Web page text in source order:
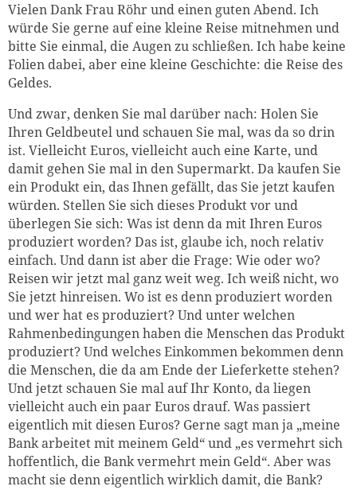
Vielen Dank Frau Röhr und einen guten Abend. Ich
würde Sie gerne auf eine kleine Reise mitnehmen und
bitte Sie einmal, die Augen zu schließen. Ich habe keine
Folien dabei, aber eine kleine Geschichte: die Reise des
Geldes.
Und zwar, denken Sie mal darüber nach: Holen Sie
Ihren Geldbeutel und schauen Sie mal, was da so drin
ist. Vielleicht Euros, vielleicht auch eine Karte, und
damit gehen Sie mal in den Supermarkt. Da kaufen Sie
ein Produkt ein, das Ihnen gefällt, das Sie jetzt kaufen
würden. Stellen Sie sich dieses Produkt vor und
überlegen Sie sich: Was ist denn da mit Ihren Euros
produziert worden? Das ist, glaube ich, noch relativ
einfach. Und dann ist aber die Frage: Wie oder wo?
Reisen wir jetzt mal ganz weit weg. Ich weiß nicht, wo
Sie jetzt hinreisen. Wo ist es denn produziert worden
und wer hat es produziert? Und unter welchen
Rahmenbedingungen haben die Menschen das Produkt
produziert? Und welches Einkommen bekommen denn
die Menschen, die da am Ende der Lieferkette stehen?
Und jetzt schauen Sie mal auf Ihr Konto, da liegen
vielleicht auch ein paar Euros drauf. Was passiert
eigentlich mit diesen Euros? Gerne sagt man ja „meine
Bank arbeitet mit meinem Geld“ und „es vermehrt sich
hoffentlich, die Bank vermehrt mein Geld“. Aber was
macht sie denn eigentlich wirklich damit, die Bank?